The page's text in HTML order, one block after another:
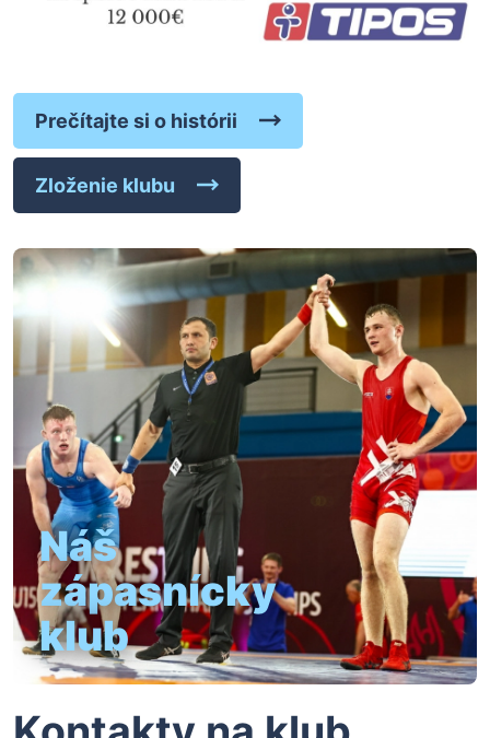
Prečítajte si o histórii
Zloženie klubu
Náš
zápasnícky
klub